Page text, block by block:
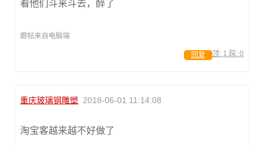
看他们斗来斗去，醉了
跟帖来自电脑端
顶: 1 踩: 0
回复
重庆玻璃钢雕塑 2018-06-01 11:14:08
淘宝客越来越不好做了